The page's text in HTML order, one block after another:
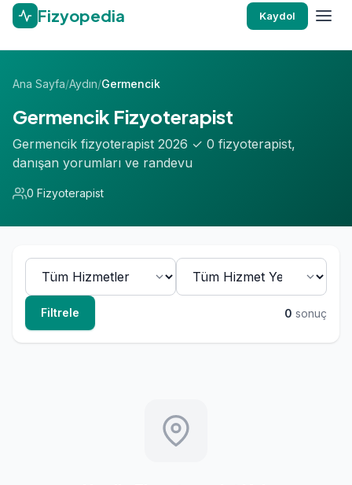
Fizyopedia Kaydol
Ana Sayfa/Aydın/Germencik
Germencik Fizyoterapist
Germencik fizyoterapist 2026 ✓ 0 fizyoterapist,
danışan yorumları ve randevu
0 Fizyoterapist
Filtrele 0 sonuç